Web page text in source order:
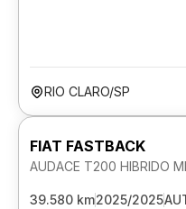
RIO CLARO/SP
FIAT FASTBACK
AUDACE T200 HIBRIDO
39.580 km2025/2025